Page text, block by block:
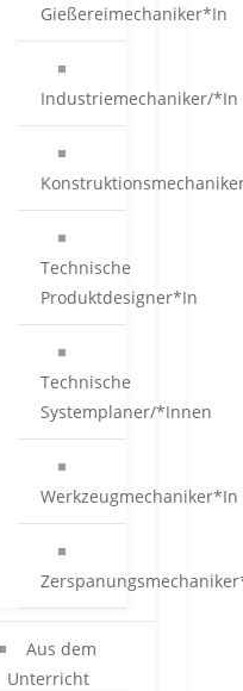
Gießereimechaniker*In
Industriemechaniker/*In
Technische
Produktdesigner*In
Technische
Systemplaner/*Innen
Werkzeugmechaniker*In
Aus dem
Unterricht